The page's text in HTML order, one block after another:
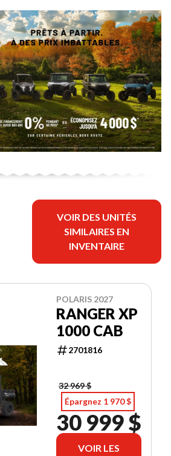
VOIR DES UNITÉS
SIMILAIRES EN
INVENTAIRE
POLARIS 2027
RANGER XP
1000 CAB
2701816
32 969 $
Épargnez 1 970 $
30 999 $
VOIR LES